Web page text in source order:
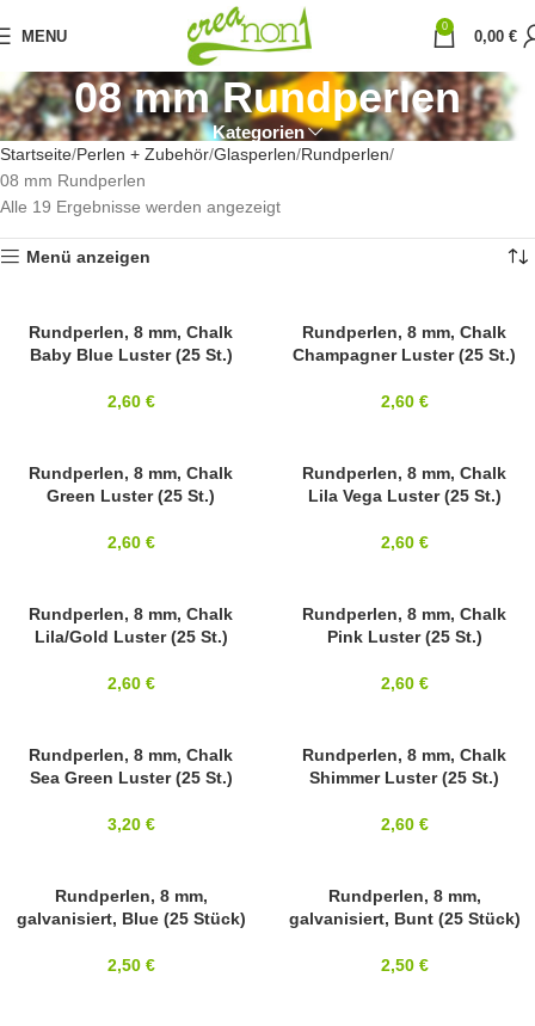
MENU
0
0,00 €
08 mm Rundperlen
Kategorien
Startseite Perlen + Zubehör Glasperlen Rundperlen
08 mm Rundperlen
Alle 19 Ergebnisse werden angezeigt
Menü anzeigen
8MMRundperlen, 8 mm, Chalk
Baby Blue Luster (25 St.)
2,60 €
SOLD OUT
8MM
Rundperlen, 8 mm, Chalk
Champagner Luster (25 St.)
2,60 €
8MMRundperlen, 8 mm, Chalk
Green Luster (25 St.)
2,60 €
8MMRundperlen, 8 mm, Chalk
Lila Vega Luster (25 St.)
2,60 €
8MMRundperlen, 8 mm, Chalk
Lila/Gold Luster (25 St.)
2,60 €
8MMRundperlen, 8 mm, Chalk
Pink Luster (25 St.)
2,60 €
8MMRundperlen, 8 mm, Chalk
Sea Green Luster (25 St.)
3,20 €
SOLD OUT
8MM
Rundperlen, 8 mm, Chalk
Shimmer Luster (25 St.)
2,60 €
Rundperlen, 8 mm,
galvanisiert, Blue (25 Stück)
2,50 €
Rundperlen, 8 mm,
galvanisiert, Bunt (25 Stück)
2,50 €